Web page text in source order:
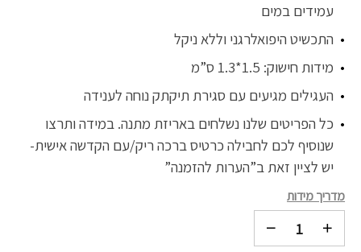
עמידים במים
התכשיט היפואלרגני וללא ניקל
מידות חישוק: 1.5*1.3 ס”מ
העגילים מגיעים עם סגירת תיקתק נוחה לענידה
כל הפריטים שלנו נשלחים באריזת מתנה. במידה ותרצו
שנוסיף לכם לחבילה כרטיס ברכה ריק/עם הקדשה אישית-
יש לציין זאת ב”הערות להזמנה”
מדריך מידות